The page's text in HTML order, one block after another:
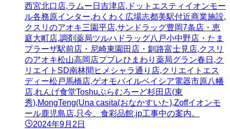
西宮北口店,ラムー日吉津店,ドットエスティイオンモー
ル各務原インター,わくわく広場志都美駅付近商業施設,
クスリのアオキ三園平店,サンドラッグ豊岡7条店・恵
庭大町店,調剤薬局ツルハドラッグ八戸小中野店・たま
プラーザ駅前店・尼崎東園田店・釧路富士見店,クスリ
のアオキ松山高岡店ププレひまわり薬局グラン春日,ク
リエイトSD南林間ヒメシャラ通り店,クリエイトエス
ディー松戸馬橋店,ゲオモバイルベイシア電器市原八幡
店,れんげ食堂Toshuぷらむろーど杉田店(東
秀),MongTeng(Una casita(おなかすいた),Zoffイオンモ
ール鹿児島店,只今、食彩品館.jp工事中の案内。
2024年9月2日